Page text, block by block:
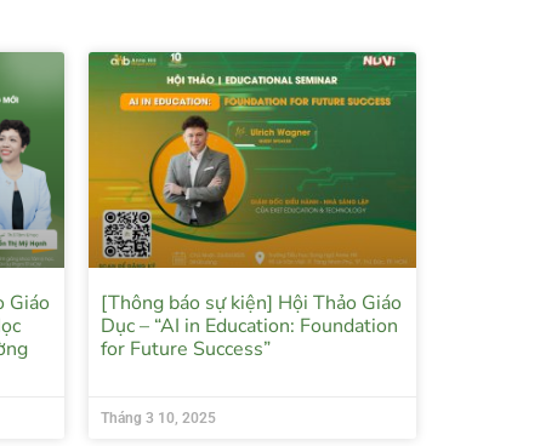
Giáo
[Thông báo sự kiện] Hội Thảo Giáo
Dục – “AI in Education: Foundation
for Future Success”
Tháng 3 10, 2025